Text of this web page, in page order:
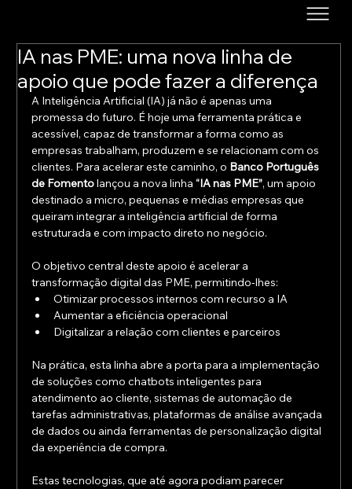
IA nas PME: uma nova linha de
apoio que pode fazer a diferença
A Inteligência Artificial (IA) já não é apenas uma
promessa do futuro. É hoje uma ferramenta prática e
acessível, capaz de transformar a forma como as
empresas trabalham, produzem e se relacionam com os
clientes. Para acelerar este caminho, o Banco Português
de Fomento lançou a nova linha “IA nas PME”, um apoio
destinado a micro, pequenas e médias empresas que
queiram integrar a inteligência artificial de forma
estruturada e com impacto direto no negócio.
O objetivo central deste apoio é acelerar a
transformação digital das PME, permitindo-lhes:
Otimizar processos internos com recurso a IA
Aumentar a eficiência operacional
Digitalizar a relação com clientes e parceiros
Na prática, esta linha abre a porta para a implementação
de soluções como chatbots inteligentes para
atendimento ao cliente, sistemas de automação de
tarefas administrativas, plataformas de análise avançada
de dados ou ainda ferramentas de personalização digital
da experiência de compra.
Estas tecnologias, que até agora podiam parecer